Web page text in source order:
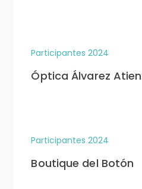
Participantes 2024
Óptica Álvarez
Participantes 2024
Boutique del Botón